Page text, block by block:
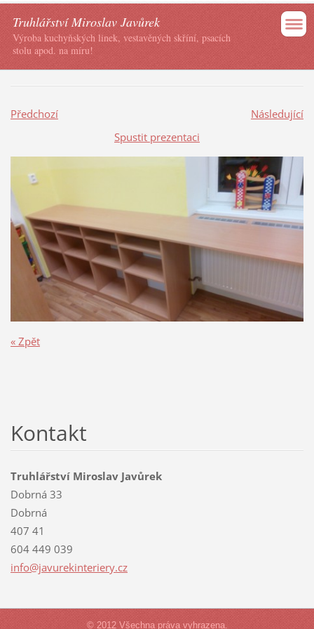
Truhlářství Miroslav Javůrek
Výroba kuchyňských linek, vestavěných skříní, psacích
stolu apod. na míru!
Předchozí
Následující
Spustit prezentaci
« Zpět
Kontakt
Truhlářství Miroslav Javůrek
Dobrná 33
Dobrná
407 41
604 449 039
info@javurekinteriery.cz
© 2012 Všechna práva vyhrazena.